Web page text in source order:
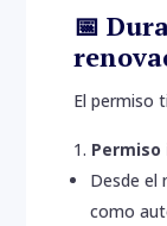
📅
El permiso
Desde el
como